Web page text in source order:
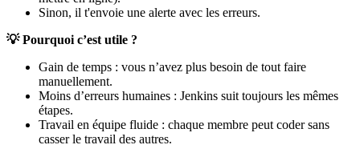
Sinon, il t'envoie une alerte avec les erreurs.
💡 Pourquoi c’est utile ?
Gain de temps : vous n’avez plus besoin de tout faire
manuellement.
Moins d’erreurs humaines : Jenkins suit toujours les mêmes
étapes.
Travail en équipe fluide : chaque membre peut coder sans
casser le travail des autres.